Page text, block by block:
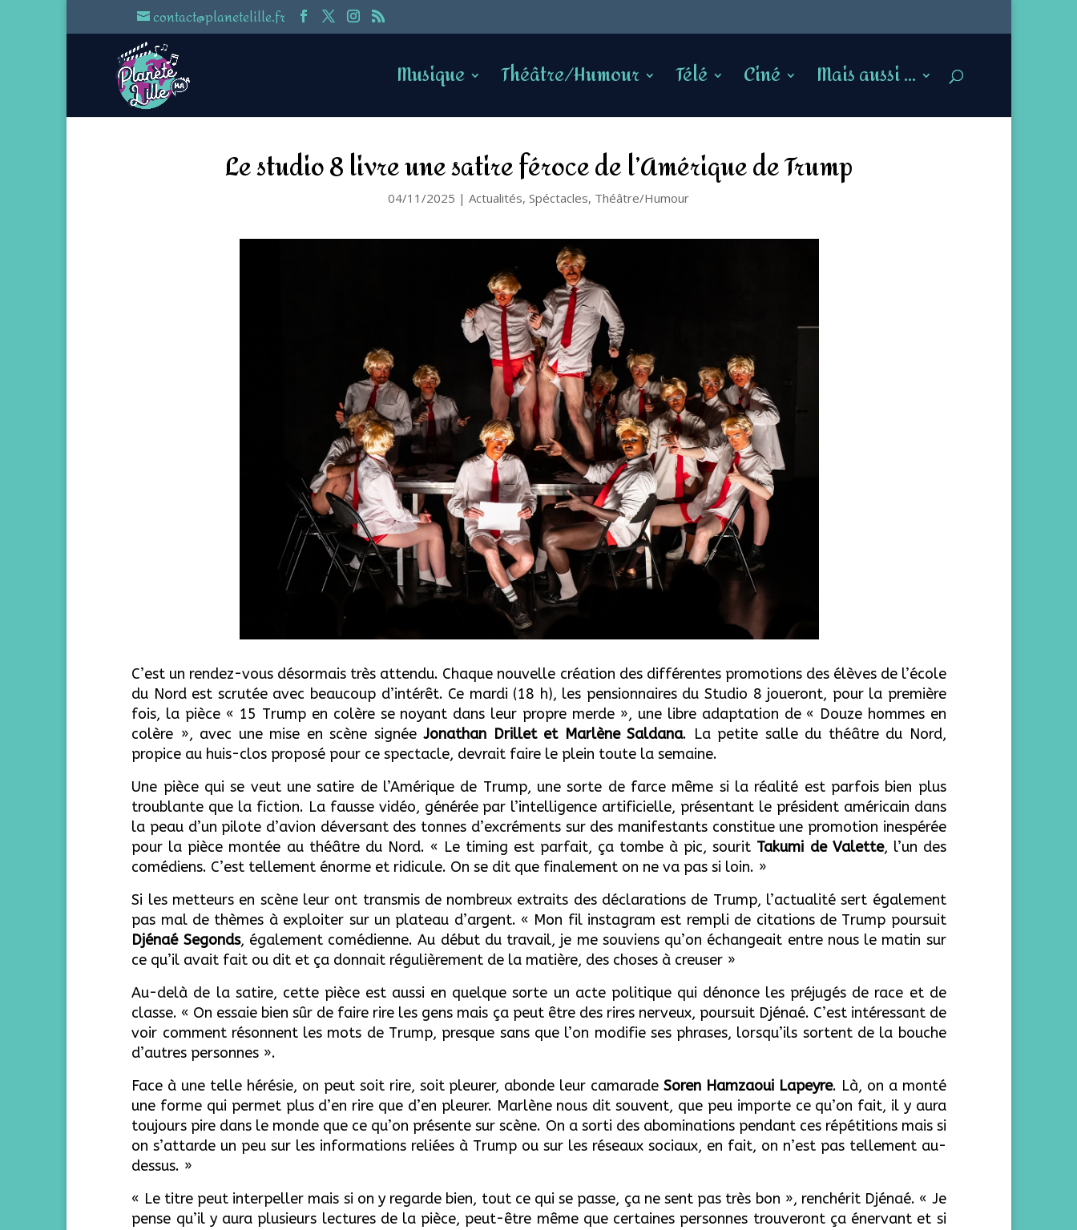
contact@planetelille.fr
Musique Théâtre/Humour Télé Ciné Mais aussi …
Le studio 8 livre une satire féroce de l’Amérique de Trump
04/11/2025 | Actualités, Spéctacles, Théâtre/Humour
C’est un rendez-vous désormais très attendu. Chaque nouvelle création des différentespromotionsdes élèves de l’école
du Nord est scrutée avec beaucoup d’intérêt. Ce mardi (18 h), les pensionnaires du Studio 8 joueront, pour la première
fois, la pièce « 15 Trump en colère se noyant dans leur propre merde », une libre adaptation de « Douze hommes en
colère », avec une mise en scène signéeJonathan Drillet et Marlène Saldana. La petite salle du théâtre du Nord,
propice au huis-clos proposé pour ce spectacle, devrait faire le plein toute la semaine.
Une pièce qui se veut une satire de l’Amérique de Trump, une sorte de farce même si la réalité est parfois bien plus
troublante que la fiction. La fausse vidéo, générée par l’intelligence artificielle, présentant le président américain dans
la peau d’un pilote d’avion déversant des tonnes d’excréments sur des manifestants constitue une promotion inespérée
pour la pièce montée au théâtre du Nord. « Le timing est parfait, ça tombe à pic, sourit Takumi de Valette, l’un des
comédiens. C’est tellement énorme et ridicule. On se dit que finalement on ne va pas si loin. »
Si les metteurs en scène leur ont transmis de nombreux extraits des déclarations de Trump, l’actualité sert également
pas mal de thèmes à exploiter sur un plateau d’argent. « Mon fil instagram est rempli de citations de Trump poursuit
Djénaé Segonds, également comédienne. Au début du travail, je me souviens qu’on échangeait entre nous le matin sur
ce qu’il avait fait ou dit et ça donnait régulièrement de la matière, des choses à creuser »
Au-delà de la satire, cette pièce est aussi en quelque sorte un acte politique qui dénonce les préjugés de race et de
classe. « On essaie bien sûr de faire rire les gens mais ça peut être des rires nerveux, poursuit Djénaé. C’est intéressant de
voir comment résonnent les mots de Trump, presque sans que l’on modifie ses phrases, lorsqu’ils sortent de la bouche
d’autres personnes ».
Face à une telle hérésie, on peut soit rire, soit pleurer, abonde leur camaradeSoren Hamzaoui Lapeyre. Là, on a monté
une forme qui permet plus d’en rire que d’en pleurer. Marlène nous dit souvent, que peu importe ce qu’on fait, il y aura
toujours pire dans le monde que ce qu’on présente sur scène. On a sorti des abominations pendant ces répétitions mais si
on s’attarde un peu sur les informations reliées à Trump ou sur les réseaux sociaux, en fait, on n’est pas tellement au-
dessus. »
« Le titre peut interpeller mais si on y regarde bien, tout ce qui se passe, ça ne sent pas très bon », renchérit Djénaé. « Je
pense qu’il y aura plusieurs lectures de la pièce, peut-être même que certaines personnes trouveront ça énervant et si